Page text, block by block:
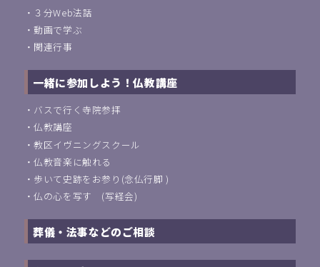
・ ３分Web法話
・動画で学ぶ
・ 関連行事
一緒に参加しよう！仏教講座
・ バスで行く寺院参拝
・仏教講座
・教区イヴニングスクール
・仏教音楽に触れる
・ 歩いて史跡をお参り(念仏行脚 )
・仏の心を写す (写経会)
葬儀・法事などのご相談